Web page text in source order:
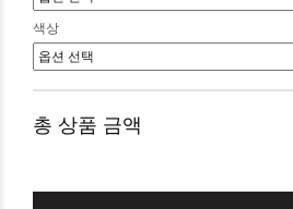
색상
총 상품 금액